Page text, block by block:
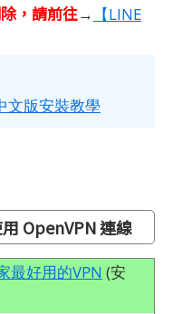
，請前往→ 【LINE
文版安裝教學
OpenVPN 連線
最好用的VPN (安